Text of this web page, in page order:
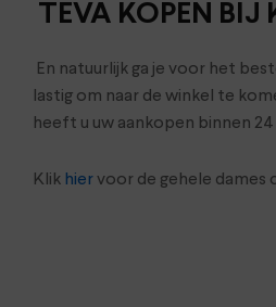
TEVA KOPEN BIJ
En natuurlijk ga je voor het
lastig om naar de winkel te
heeft u uw aankopen binnen 24
Klik hiervoor de gehele dames